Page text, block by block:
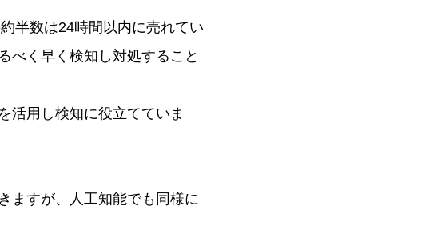
半数は24時間以内に売れてい
べく早く検知し対処すること
活用し検知に役立てていま
ますが、人工知能でも同様に